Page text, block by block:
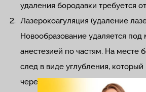
удаления бородавки требуется
Лазерокоагуляция (удаление
Новообразование удаляется под
анестезией по частям. На месте
след в виде углубления,
через месяц.